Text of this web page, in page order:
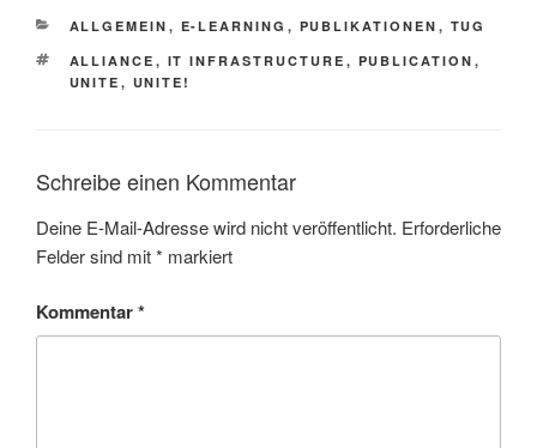
KATEGORIEN
ALLGEMEIN , E-LEARNING , PUBLIKATIONEN , TUG
SCHLAGWÖRTER
ALLIANCE , IT INFRASTRUCTURE , PUBLICATION ,
UNITE , UNITE!
Schreibe einen Kommentar
Deine E-Mail-Adresse wird nicht veröffentlicht. Erforderliche
Felder sind mit* markiert
Kommentar*